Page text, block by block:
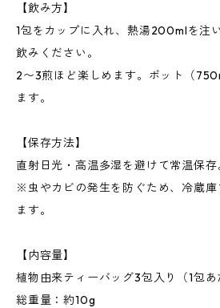
【飲み方】
1包をカップに入れ、熱湯200mlを注
飲みください。
2〜3煎ほど楽しめます。ポット（
ます。
【保存方法】
直射日光・高温多湿を避けて常温保存
※虫やカビの発生を防ぐため、冷蔵庫
ます。
【内容量】
植物由来ティーバッグ3包入り（1包あ
総重量：約10g